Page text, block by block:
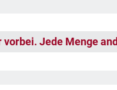
Jede Menge